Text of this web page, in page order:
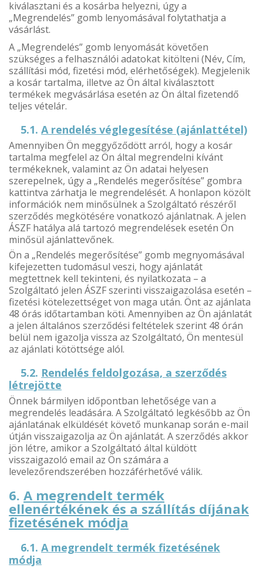
kiválasztani és a kosárba helyezni, úgy a
„Megrendelés” gomb lenyomásával folytathatja a
vásárlást.
A „Megrendelés” gomb lenyomását követően
szükséges a felhasználói adatokat kitölteni (Név, Cím,
szállítási mód, fizetési mód, elérhetőségek). Megjelenik
a kosár tartalma, illetve az Ön által kiválasztott
termékek megvásárlása esetén az Ön által fizetendő
teljes vételár.
5.1. A rendelés véglegesítése (ajánlattétel)
Amennyiben Ön meggyőződött arról, hogy a kosár
tartalma megfelel az Ön által megrendelni kívánt
termékeknek, valamint az Ön adatai helyesen
szerepelnek, úgy a „Rendelés megerősítése” gombra
kattintva zárhatja le megrendelését. A honlapon közölt
információk nem minősülnek a Szolgáltató részéről
szerződés megkötésére vonatkozó ajánlatnak. A jelen
ÁSZF hatálya alá tartozó megrendelések esetén Ön
minősül ajánlattevőnek.
Ön a „Rendelés megerősítése” gomb megnyomásával
kifejezetten tudomásul veszi, hogy ajánlatát
megtettnek kell tekinteni, és nyilatkozata – a
Szolgáltató jelen ÁSZF szerinti visszaigazolása esetén –
fizetési kötelezettséget von maga után. Önt az ajánlata
48 órás időtartamban köti. Amennyiben az Ön ajánlatát
a jelen általános szerződési feltételek szerint 48 órán
belül nem igazolja vissza az Szolgáltató, Ön mentesül
az ajánlati kötöttsége alól.
5.2. Rendelés feldolgozása, a szerződés
létrejötte
Önnek bármilyen időpontban lehetősége van a
megrendelés leadására. A Szolgáltató legkésőbb az Ön
ajánlatának elküldését követő munkanap során e-mail
útján visszaigazolja az Ön ajánlatát. A szerződés akkor
jön létre, amikor a Szolgáltató által küldött
visszaigazoló email az Ön számára a
levelezőrendszerében hozzáférhetővé válik.
6. A megrendelt termék
ellenértékének és a szállítás díjának
fizetésének módja
6.1. A megrendelt termék fizetésének
módja